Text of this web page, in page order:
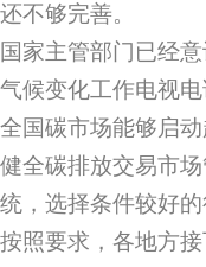
还不够完善。
国家主管部门已经
气候变化工作电视
全国碳市场能够启
健全碳排放交易市
统，选择条件较好
按照要求，各地方